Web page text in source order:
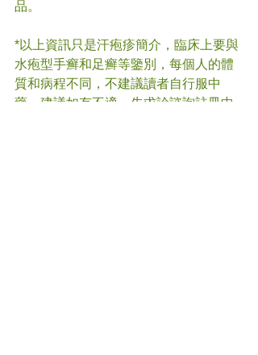
品。
*以上資訊只是汗疱疹簡介，臨床上要與
水疱型手癣和足癣等鑒別，每個人的體
質和病程不同，不建議讀者自行服中
藥，建議如有不適，先求診諮詢註冊中